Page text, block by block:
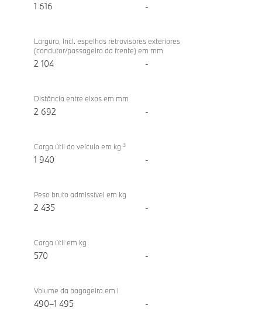
1 616 -
Largura, incl. espelhos retrovisores exteriores
(condutor/passageiro da frente) em mm
2 104 -
Distância entre eixos em mm
2 692 -
Carga útil do veículo em kg 3
1 940 -
Peso bruto admissível em kg
2 435 -
Carga útil em kg
570 -
Volume da bagageira em l
490–1 495 -